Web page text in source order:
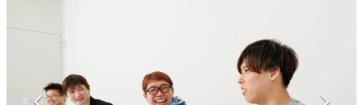
「経験値」「裏技」「ラスボス」… ゲームにまつわる言葉
の起源や用法の変遷を、コンピューター文化史研究家・タ
イニーP氏が徹底調査。